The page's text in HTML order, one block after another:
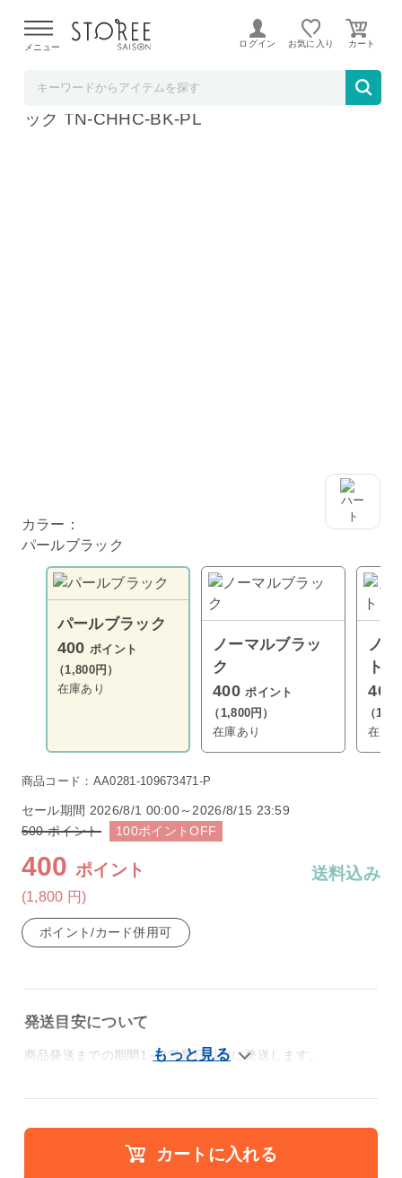
よる配送遅延が発生しております。
メニュー ログイン お気に入り
MILASIC シフォン ヘアクリップ パールブラ
ック TN-CHHC-BK-PL
カラー：
パールブラック
パールブラック
400ポイント
（1,800円）
在庫あり
ノーマルブラッ
ク
400ポイント
（1,800円）
在庫あり
ノ
ト
400
（
在庫
商品コード：AA0281-109673471-P
セール期間 2026/8/1 00:00～2026/8/15 23:59
500ポイント 100ポイントOFF
400ポイント
(1,800 円)
送料込み
ポイント/カード併用可
発送目安について
商品発送までの期間1～3営業日以内に発送します。
カートに入れる